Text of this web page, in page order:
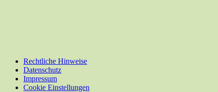
Rechtliche Hinweise
Datenschutz
Impressum
Cookie Einstellungen